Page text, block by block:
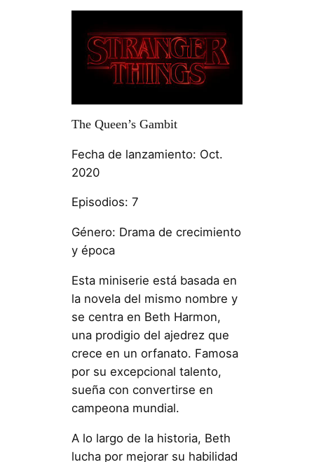
The Queen’s Gambit
Fecha de lanzamiento: Oct.
2020
Episodios: 7
Género: Drama de crecimiento
y época
Esta miniserie está basada en
la novela del mismo nombre y
se centra en Beth Harmon,
una prodigio del ajedrez que
crece en un orfanato. Famosa
por su excepcional talento,
sueña con convertirse en
campeona mundial.
A lo largo de la historia, Beth
lucha por mejorar su habilidad